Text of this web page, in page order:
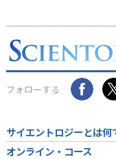
フォローする
サイエントロジーとは何
オンライン・コース